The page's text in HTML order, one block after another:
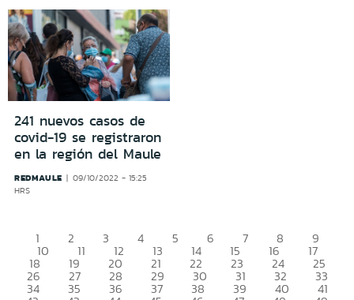
241 nuevos casos de
covid-19 se registraron
en la región del Maule
REDMAULE
09/10/2022 - 15:25
HRS
1 2 3 4 5 6 7 8 9
10 11 12 13 14 15 16 17
18 19 20 21 22 23 24 25
26 27 28 29 30 31 32 33
34 35 36 37 38 39 40 41